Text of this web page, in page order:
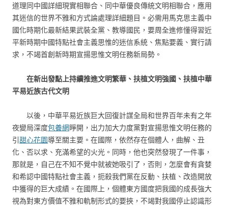
道理同中國詳細現實相聯合、同中華優良傳統文明相聯合，應用
其迷信的世界不雅和方式論處理詳細題目。必需用馬克思主義中
國化時期化最新結果武裝全黨、教導國民，要周全進修懂得習近
平新時期中國特點社會主義思惟的迷信系統、焦點要義、實行請
求，不竭首創新時期宣揚思惟文明任務新局勢。
在新出發點上持續推進文明繁華、扶植文明強國、扶植中華
平易近族古代文明
以後，中華平易近族巨大回復計謀全局和世界百年未有之年
夜變局深度包養網睜開，出力加大力度黨對宣揚思惟文明任務的
引甜心花園導至關主要。在國際，依然存在個體人，曲解、丑
化、否以求、充滿希望的火光。同時，他也突然發現了一件事，
那就是，自己在不知不覺中就被她吸引了，否則，怎麼會有貪婪
和希認中國特點社會主義，扼殺我們黨在反動、扶植、改造開放
中獲得的巨大成績。在國際上，個體東方國度把我國的成長強大
視為對東方價值不雅和軌制形式的要挾，不竭對我國停止認識形